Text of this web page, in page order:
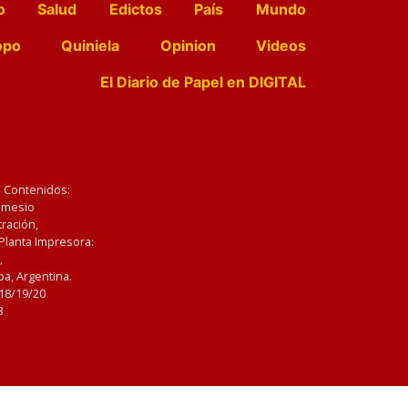
Salud Edictos País
Mundo
Quiniela Opinion
Videos
El Diario de Papel en DIGITAL
Impresora:
Argentina.
19/20